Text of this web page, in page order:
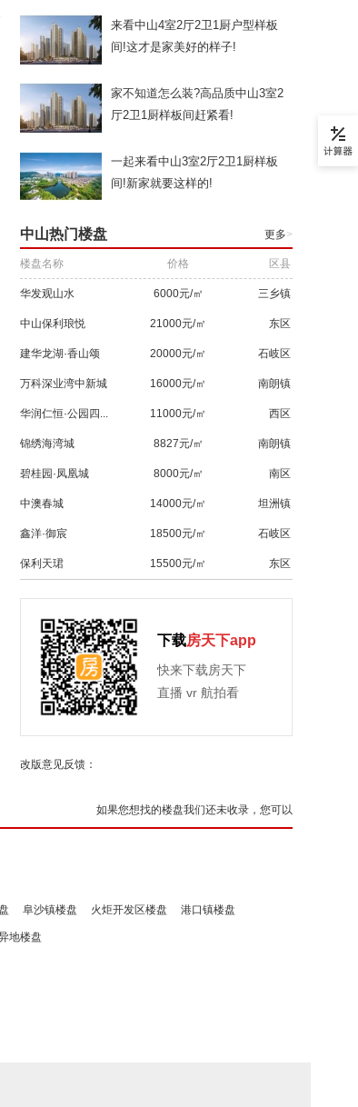
来看中山4室2厅2卫1厨户型样板
间!这才是家美好的样子!
家不知道怎么装?高品质中山3室2
厅2卫1厨样板间赶紧看!
一起来看中山3室2厅2卫1厨样板
间!新家就要这样的!
中山热门楼盘 更多>
楼盘名称 价格 区县
华发观山水 6000元/㎡ 三乡镇
中山保利琅悦 21000元/㎡ 东区
建华龙湖·香山颂 20000元/㎡ 石岐区
万科深业湾中新城 16000元/㎡ 南朗镇
华润仁恒·公园四... 11000元/㎡ 西区
锦绣海湾城 8827元/㎡ 南朗镇
碧桂园·凤凰城 8000元/㎡ 南区
中澳春城 14000元/㎡ 坦洲镇
鑫洋·御宸 18500元/㎡ 石岐区
保利天珺 15500元/㎡ 东区
下载房天下app
快来下载房天下
直播 vr 航拍看
改版意见反馈：
如果您想找的楼盘我们还未收录，您可以
阜沙镇楼盘 火炬开发区楼盘 港口镇楼盘
地楼盘